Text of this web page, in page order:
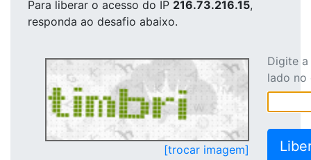
Para liberar o acesso do IP 216.73.216.15,
responda ao desafio abaixo.
[trocar imagem]
Digite
lado no